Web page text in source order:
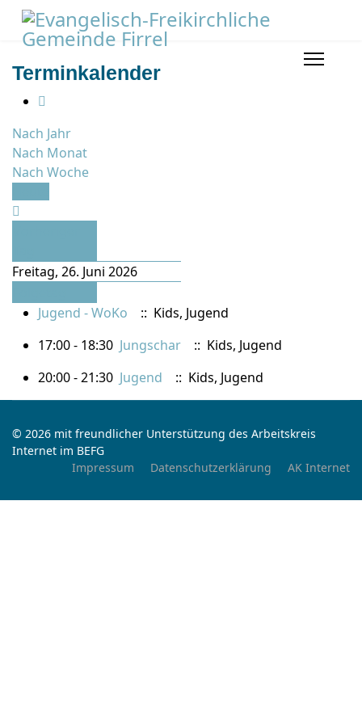
Terminkalender
Nach Jahr
Nach Monat
Nach Woche
Freitag, 26. Juni 2026
Jugend - WoKo
:: Kids, Jugend
17:00 - 18:30 Jungschar
:: Kids, Jugend
20:00 - 21:30 Jugend :: Kids, Jugend
© 2026 mit freundlicher Unterstützung des Arbeitskreis
Internet im BEFG
Impressum
Datenschutzerklärung AK Internet